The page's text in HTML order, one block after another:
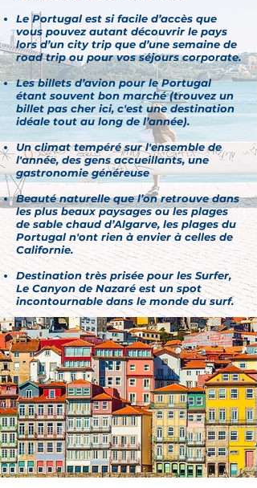
Le Portugal est si facile d’accès que
vous pouvez autant découvrir le pays
lors d’un city trip que d’une semaine de
road trip ou pour vos séjours corporate.
Les billets d’avion pour le Portugal
étant souvent bon marché (trouvez un
billet pas cher ici, c'est une destination
idéale tout au long de l’année).
Un climat tempéré sur l'ensemble de
l'année, des gens accueillants, une
gastronomie généreuse
Beauté naturelle que l’on retrouve dans
les plus beaux paysages ou les plages
de sable chaud d’Algarve, les plages du
Portugal n'ont rien à envier à celles de
Californie.
Destination très prisée pour les Surfer,
Le Canyon de Nazaré est un spot
incontournable dans le monde du surf.